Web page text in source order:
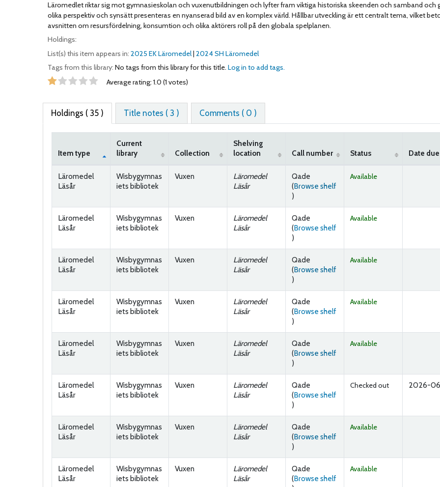
Läromedlet riktar sig mot gymnasieskolan och vuxenutbildningen och lyfter fram viktiga historiska skeenden och samband och
olika perspektiv och synsätt presenteras en nyanserad bild av en komplex värld. Hållbar utveckling är ett centralt tema, vilket
avsnitten om resursfördelning, konsumtion och olika aktörers roll på den globala spelplanen.
Holdings:
List(s) this item appears in: 2025 EK Läromedel| 2024 SH Läromedel
Tags from this library: No tags from this library for this title. Log in to add tags.
Star ratings Average rating: 1.0 (1 votes)
Holdings ( 35 ) Title notes ( 3 ) Comments ( 0 )
Item type
Current
library
Collection
Shelving
location
Call number Status Date due
Läromedel
Läsår
Wisbygymnas
iets bibliotek
Vuxen
Läromedel
Läsår
Qade
(Browse shelf
(Opens below)
)
Available
Läromedel
Läsår
Wisbygymnas
iets bibliotek
Vuxen
Läromedel
Läsår
Qade
(Browse shelf
(Opens below)
)
Available
Läromedel
Läsår
Wisbygymnas
iets bibliotek
Vuxen
Läromedel
Läsår
Qade
(Browse shelf
(Opens below)
)
Available
Läromedel
Läsår
Wisbygymnas
iets bibliotek
Vuxen
Läromedel
Läsår
Qade
(Browse shelf
(Opens below)
)
Available
Läromedel
Läsår
Wisbygymnas
iets bibliotek
Vuxen
Läromedel
Läsår
Qade
(Browse shelf
(Opens below)
)
Available
Läromedel
Läsår
Wisbygymnas
iets bibliotek
Vuxen
Läromedel
Läsår
Qade
(Browse shelf
(Opens below)
)
Checked out 2026-
Läromedel
Läsår
Wisbygymnas
iets bibliotek
Vuxen
Läromedel
Läsår
Qade
(Browse shelf
(Opens below)
)
Available
Läromedel
Läsår
Wisbygymnas
iets bibliotek
Vuxen
Läromedel
Läsår
Qade
(Browse shelf
Available